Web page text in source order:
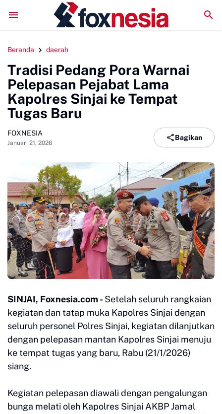
DPRD Sinjai Temui DPRD Morowali Bahas Penanganan
Beranda daerah
Tradisi Pedang Pora Warnai
Pelepasan Pejabat Lama
Kapolres Sinjai ke Tempat
Tugas Baru
FOXNESIA
Januari 21, 2026
Bagikan
SINJAI, Foxnesia.com - Setelah seluruh rangkaian
kegiatan dan tatap muka Kapolres Sinjai dengan
seluruh personel Polres Sinjai, kegiatan dilanjutkan
dengan pelepasan mantan Kapolres Sinjai menuju
ke tempat tugas yang baru, Rabu (21/1/2026)
siang.
Kegiatan pelepasan diawali dengan pengalungan
bunga melati oleh Kapolres Sinjai AKBPJamal